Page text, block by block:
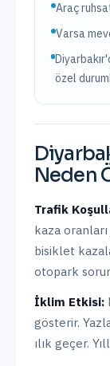
Araç
Varsa
özel
Neden
Trafik
kaza
bisiklet
otopark
İklim Etkisi:
gösterir.
ılık geçer.